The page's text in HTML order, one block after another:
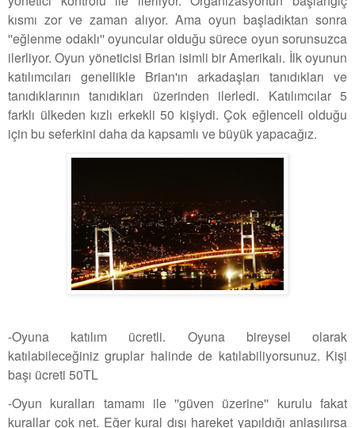
kısmı zor ve zaman alıyor. Ama oyun başladıktan sonra
''eğlenme odaklı'' oyuncular olduğu sürece oyun sorunsuzca
ilerliyor. Oyun yöneticisi Brian isimli bir Amerikalı. İlk oyunun
katılımcıları genellikle Brian'ın arkadaşları tanıdıkları ve
tanıdıklarının tanıdıkları üzerinden ilerledi. Katılımcılar 5
farklı ülkeden kızlı erkekli 50 kişiydi. Çok eğlenceli olduğu
için bu seferkini daha da kapsamlı ve büyük yapacağız.
-Oyuna katılım ücretli. Oyuna bireysel olarak
katılabileceğiniz gruplar halinde de katılabiliyorsunuz. Kişi
başı ücreti 50TL
-Oyun kuralları tamamı ile ''güven üzerine'' kurulu fakat
kurallar çok net. Eğer kural dışı hareket yapıldığı anlaşılırsa